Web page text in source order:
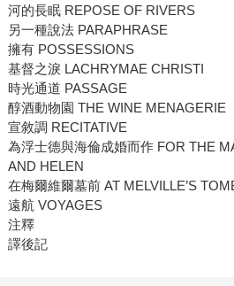
河的長眠 REPOSE OF RIVERS
另一種說法 PARAPHRASE
擁有 POSSESSIONS
基督之淚 LACHRYMAE CHRISTI
時光通道 PASSAGE
醇酒動物園 THE WINE MENAGERIE
宣敘調 RECITATIVE
為浮士德與海倫成婚而作 FOR THE
AND HELEN
在梅爾維爾墓前 AT MELVILLE’S
遠航 VOYAGES
注釋
譯後記